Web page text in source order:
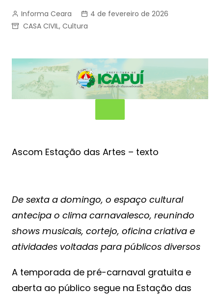
Informa Ceara
4 de fevereiro de 2026
CASA CIVIL, Cultura
Ascom Estação das Artes – texto
De sexta a domingo, o espaço cultural
antecipa o clima carnavalesco, reunindo
shows musicais, cortejo, oficina criativa e
atividades voltadas para públicos diversos
A temporada de pré-carnaval gratuita e
aberta ao público segue na Estação das